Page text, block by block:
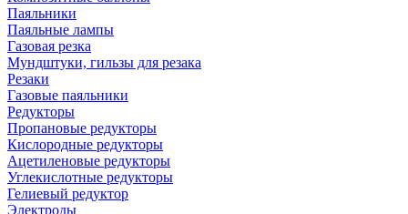
Паяльники
Паяльные лампы
Газовая резка
Мундштуки, гильзы для резака
Резаки
Газовые паяльники
Редукторы
Пропановые редукторы
Кислородные редукторы
Ацетиленовые редукторы
Углекислотные редукторы
Гелиевый редуктор
Электроды